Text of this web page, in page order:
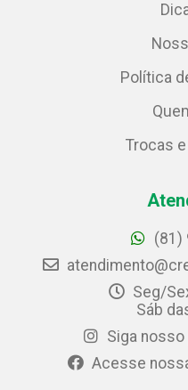
Política
Trocas
(81)
Seg/
Sáb
Siga
Acesse